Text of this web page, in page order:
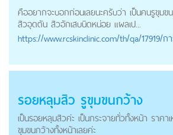
คืออยากจะบอกก่อนเลยนะครับว่า เป็นคนรูขุมข
สิวอุดตัน สิวอักเสบนิดหน่อย แผลเป...
https://www.rcskinclinic.com/th/qa/17919/ก
รอยหลุมสิว รูขุมขนกว้าง
เป็นรอยหลุมสิวค่ะ เป็นกระจายทั่วทั้งหน้า ราคา
ขุมขนกว้างทั้งหน้าเลยค่ะ